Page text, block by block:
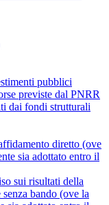
pubblici
previste dal PNRR
dai fondi strutturali
diretto (ove
sia adottato entro il
sui risultati della
bando (ove la